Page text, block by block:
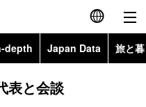
English
简体字
depth Japan Data 旅と
表と会談